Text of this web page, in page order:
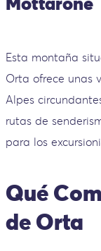
Esta montaña
Orta ofrece unas
Alpes
rutas de
para los
Qué
de Orta